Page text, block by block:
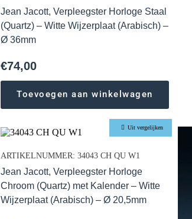
Jean Jacott, Verpleegster Horloge Staal
(Quartz) – Witte Wijzerplaat (Arabisch) –
Ø 36mm
€74,00
Toevoegen aan winkelwagen
Uit vergelijken
ARTIKELNUMMER: 34043 CH QU W1
Jean Jacott, Verpleegster Horloge
Chroom (Quartz) met Kalender – Witte
Wijzerplaat (Arabisch) – Ø 20,5mm